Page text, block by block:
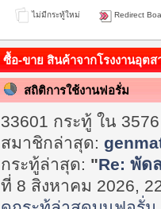
ไม่มีกระทู้ใหม่ Redirect
ซื้อ-ขาย สินค้าจากโรงงานอุต
สถิติการใช้งานฟอรั่ม
33601 กระทู้ ใน
สมาชิกล่าสุด:
กระทู้ล่าสุด: "Re: พัด
ที่ 8 สิงหาคม 2026,